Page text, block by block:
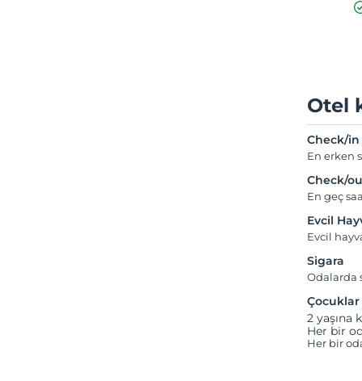
Otel
Check/in
En erken
Check/
En geç
Evcil
Evcil
Sigara
Odalarda
Çocuklar
2 yaşına
Her bir
Her bir